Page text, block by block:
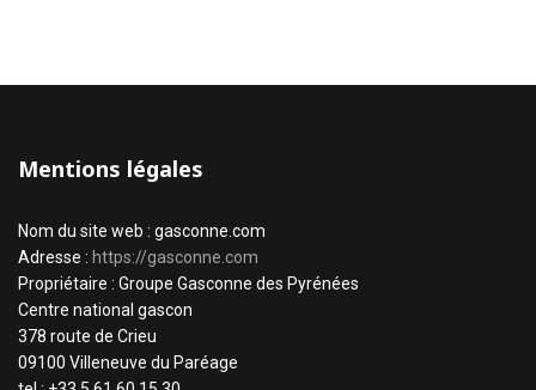
Mentions légales
Nom du site web : gasconne.com
Adresse : https://gasconne.com
Propriétaire : Groupe Gasconne des Pyrénées
Centre national gascon
378 route de Crieu
09100 Villeneuve du Paréage